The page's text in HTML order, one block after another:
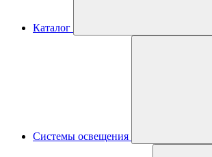
Каталог
Системы освещения